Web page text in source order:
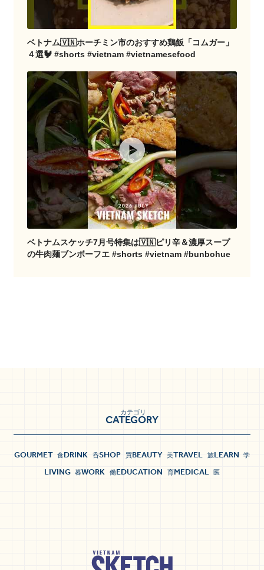
ベトナム🇻🇳ホーチミン市のおすすめ鶏飯「コムガー」
４選🐓 #shorts #vietnam #vietnamesefood
ベトナムスケッチ7月号特集は🇻🇳ピリ辛＆濃厚スープ
の牛肉麺ブンボーフエ #shorts #vietnam #bunbohue
CATEGORY
カテゴリ
GOURMET 食DRINK 呑SHOP 買BEAUTY 美TRAVEL 旅LEARN 学
LIVING 暮WORK 働EDUCATION 育MEDICAL 医